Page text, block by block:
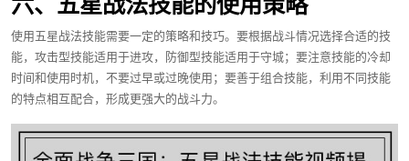
使用五星战法技能需要一定的策略和技巧。要根据战斗情况选择合适的技
能，攻击型技能适用于进攻，防御型技能适用于守城；要注意技能的冷却
时间和使用时机，不要过早或过晚使用；要善于组合技能，利用不同技能
的特点相互配合，形成更强大的战斗力。